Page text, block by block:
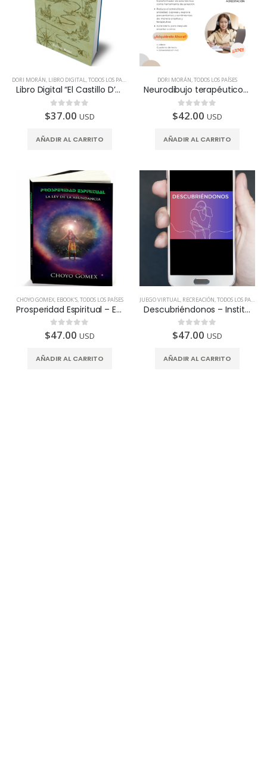
DORI MORÁN, LIBRO DIGITAL,TODOS LOS PAÍSES
Libro Digital “El Castillo D’Or”
0de 5
$37.00 USD
AÑADIR AL CARRITO
DORI MORÁN,TODOS LOS PAÍSES
Neurodibujo terapéutico – Curso Online
0de 5
$42.00 USD
AÑADIR AL CARRITO
CHOYO GOMEX, EBOOK'S, TODOS LOS PAÍSES
Prosperidad Espiritual – Ebook y Audio libro
0de 5
$47.00 USD
AÑADIR AL CARRITO
JUEGO VIRTUAL RECREACIÓN TODOS LOS PAÍSES
Descubriéndonos – Instituto de la Pareja
0de 5
$47.00 USD
AÑADIR AL CARRITO